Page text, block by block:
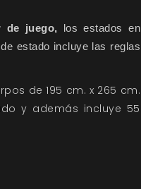
de juego, los estados en
estado incluye las reglas
de 195 cm. x 265 cm.
y además incluye 55